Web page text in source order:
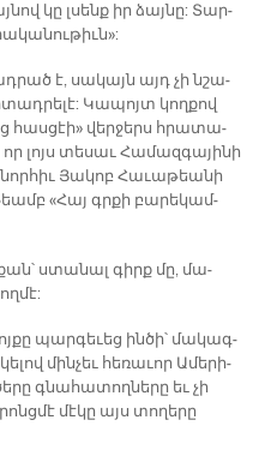
կը լսենք իր ձայ­նը: Տար­
է, սա­կայն այդ չի նշա­
Կա­պոյտ կող­քով
հաս­ցէի» վեր­ջերս հրա­տա­
լոյս տե­սաւ Հա­մազ­գա­յի­նի
Յա­կոբ Հա­ւա­թեա­նի
«Հայ գրքի բա­րե­կամ­
ստա­նալ գիրք մը, մա­
պար­գե­ւեց ին­ծի՝ մա­կագ­
մին­չեւ հե­ռա­ւոր Ա­մե­րի­
գնա­հա­տող­նե­րը եւ չի
մէ­կը այս տո­ղե­րը